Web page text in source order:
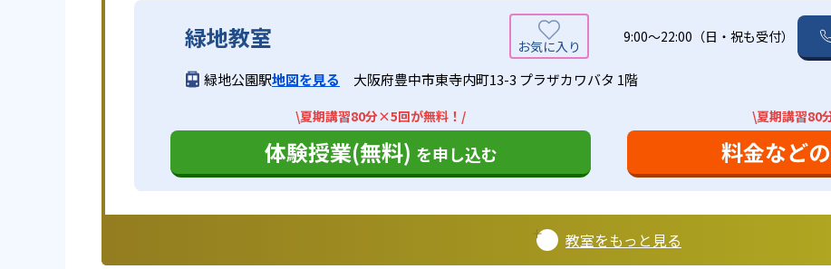
緑地教室 9:00～22:00（日・祝も受付）
緑地公園駅地図を見る 大阪府豊中市東寺内町13-3 プラザカワバタ 1階
\夏期講習80分×5回が無料！/
体験授業(無料) を申し込む
\夏期講習80
料金など
教室をもっと見る